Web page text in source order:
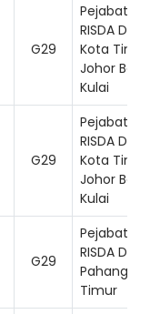
G29
Pejabat
RISDA
Kota
Johor
Kulai
G29
Pejabat
RISDA
Kota
Johor
Kulai
G29
Pejabat
RISDA
Pahang
Timur